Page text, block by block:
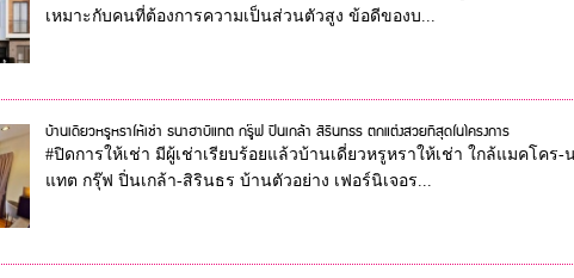
เหมาะกับคนที่ต้องการความเป็นส่วนตัวสูง ข้อดีของบ...
บ้านเดี่ยวหรูหราให้เช่า ธนาฮาบิแทต กรู๊ฟ ปิ่นเกล้า สิรินทธร ตกแต่งสวยที่สุดในโครงการ
#ปิดการให้เช่า มีผู้เช่าเรียบร้อยแล้วบ้านเดี่ยวหรูหราให้เช่า ใกล้แมคโ
แทต กรุ๊ฟ ปิ่นเกล้า-สิรินธร บ้านตัวอย่าง เฟอร์นิเจอร...